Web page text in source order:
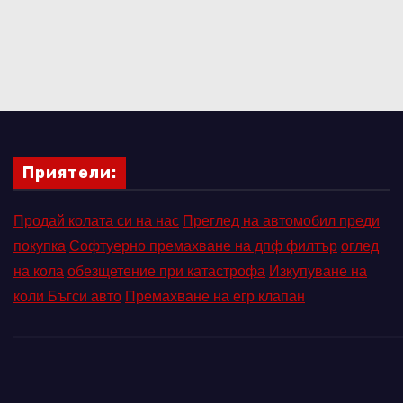
Приятели:
Продай колата си на нас Преглед на автомобил преди
покупкаСофтуерно премахване на дпф филтъроглед
на колаобезщетение при катастрофа Изкупуване на
коли Бъгси авто Премахване на егр клапан